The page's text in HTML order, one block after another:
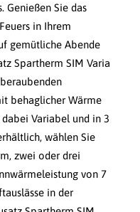
Genießen Sie das
in Ihrem
gemütliche Abende
Spartherm SIM Varia
behaglicher Wärme
dabei Variabel und in 3
wählen Sie
zwei oder drei
von 7
in der